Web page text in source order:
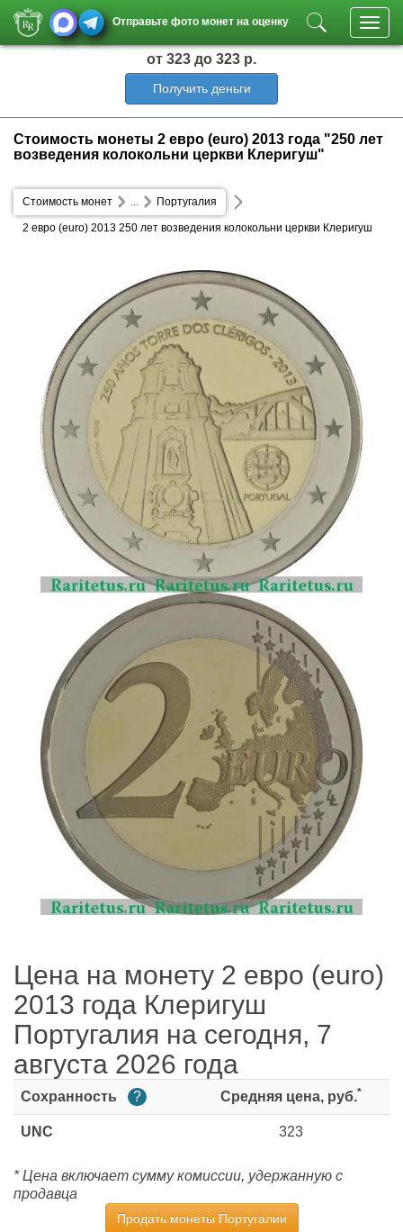
Отправьте фото монет на оценку
от 323 до 323 р.
Получить деньги
Стоимость монеты 2 евро (euro) 2013 года "250 лет
возведения колокольни церкви Клеригуш"
Стоимость монет Португалия
...
2 евро (euro) 2013 250 лет возведения колокольни церкви Клеригуш
Цена на монету 2 евро (euro)
2013 года Клеригуш
Португалия на сегодня, 7
августа 2026 года
Сохранность ? Средняя цена, руб.*
UNC 323
* Цена включает сумму комиссии, удержанную с
продавца
Продать монеты Португалии